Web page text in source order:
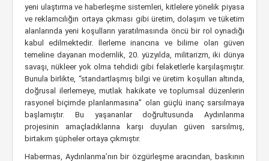
yeni ulaştırma ve haberleşme sistemleri, kitlelere yönelik piyasa
ve reklamcılığın ortaya çıkması gibi üretim, dolaşım ve tüketim
alanlarında yeni koşulların yaratılmasında öncü bir rol oynadığı
kabul edilmektedir. İlerleme inancına ve bilime olan güven
temeline dayanan modernlik, 20. yüzyılda, militarizm, iki dünya
savaşı, nükleer yok olma tehdidi gibi felaketlerle karşılaşmıştır.
Bunula birlikte, “standartlaşmış bilgi ve üretim koşulları altında,
doğrusal ilerlemeye, mutlak hakikate ve toplumsal düzenlerin
rasyonel biçimde planlanmasına” olan güçlü inanç sarsılmaya
başlamıştır. Bu yaşananlar doğrultusunda Aydınlanma
projesinin amaçladıklarına karşı duyulan güven sarsılmış,
birtakım şüpheler ortaya çıkmıştır.
Habermas, Aydınlanma’nın bir özgürleşme aracından, baskının